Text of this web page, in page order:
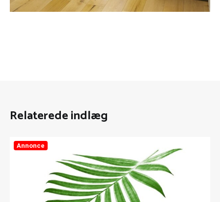
Relaterede indlæg
Annonce